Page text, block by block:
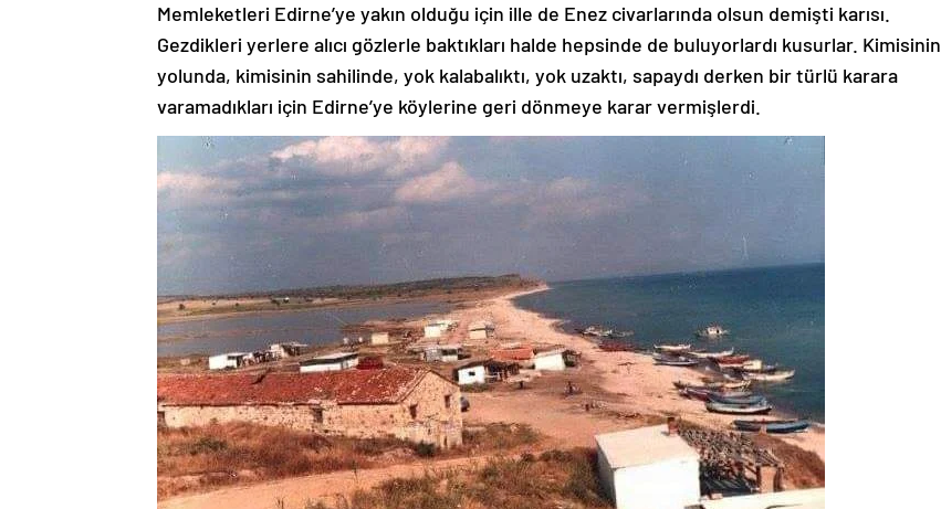
Memleketleri Edirne’ye yakın olduğu için ille de Enez civarlarında olsun demişti karısı.
Gezdikleri yerlere alıcı gözlerle baktıkları halde hepsinde de buluyorlardı kusurlar. Kimisinin
yolunda, kimisinin sahilinde, yok kalabalıktı, yok uzaktı, sapaydı derken bir türlü karara
varamadıkları için Edirne’ye köylerine geri dönmeye karar vermişlerdi.